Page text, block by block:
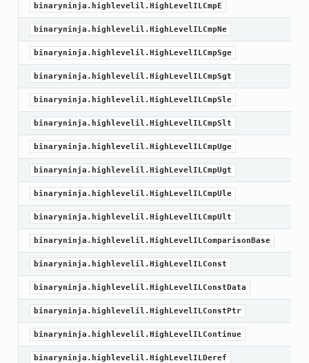
binaryninja.highlevelil.HighLevelILCmpE
binaryninja.highlevelil.HighLevelILCmpNe
binaryninja.highlevelil.HighLevelILCmpSge
binaryninja.highlevelil.HighLevelILCmpSgt
binaryninja.highlevelil.HighLevelILCmpSle
binaryninja.highlevelil.HighLevelILCmpSlt
binaryninja.highlevelil.HighLevelILCmpUge
binaryninja.highlevelil.HighLevelILCmpUgt
binaryninja.highlevelil.HighLevelILCmpUle
binaryninja.highlevelil.HighLevelILCmpUlt
binaryninja.highlevelil.HighLevelILComparisonBase
binaryninja.highlevelil.HighLevelILConst
binaryninja.highlevelil.HighLevelILConstData
binaryninja.highlevelil.HighLevelILConstPtr
binaryninja.highlevelil.HighLevelILContinue
binaryninja.highlevelil.HighLevelILDeref